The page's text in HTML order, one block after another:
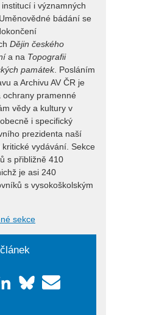
i významných
bádání se
Dějin českého
a na Topografii
památek. Posláním
a Archivu AV ČR je
ochrany pramenné
vědy a kultury v
i specifický
prezidenta naší
vydávání. Sekce
s přibližně 410
je asi 240
s vysokoškolským
sekce